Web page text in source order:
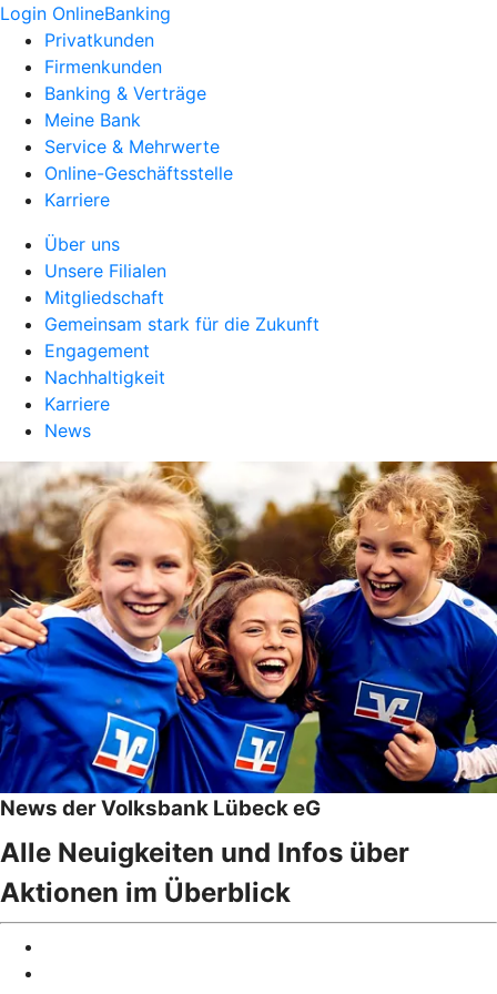
Login OnlineBanking
Privatkunden
Firmenkunden
Banking & Verträge
Meine Bank
Service & Mehrwerte
Online-Geschäftsstelle
Karriere
Über uns
Unsere Filialen
Mitgliedschaft
Gemeinsam stark für die Zukunft
Engagement
Nachhaltigkeit
Karriere
News
News der Volksbank Lübeck eG
Alle Neuigkeiten und Infos über
Aktionen im Überblick